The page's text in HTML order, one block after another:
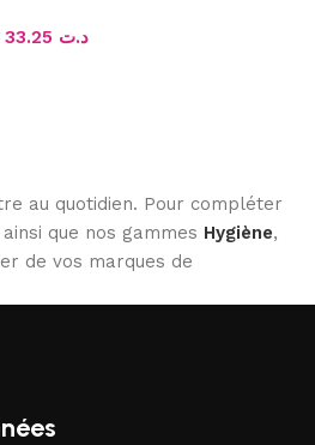
د.ت
au quotidien. Pour compléter
ainsi que nos gammes Hygiène,
de vos marques de